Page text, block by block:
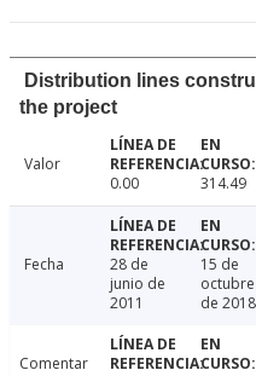
Distribution lines
the project
Valor
0.00
314.49
Fecha
28 de
junio de
2011
15 de
octubre
de 2018
Comentar